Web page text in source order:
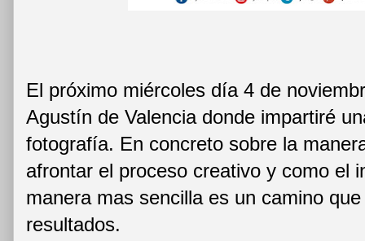
El próximo miércoles día 4 de
Agustín de Valencia donde impartiré
fotografía. En concreto sobre la
afrontar el proceso creativo y como el
manera mas sencilla es un camino
resultados.